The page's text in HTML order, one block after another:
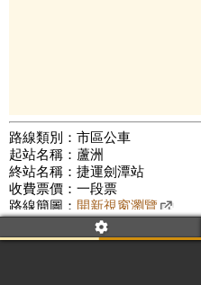
路線類別：市區公車
起站名稱：蘆洲
終站名稱：捷運劍潭站
收費票價：一段票
路線簡圖： 開新視窗瀏覽
附屬名稱：紅9
公車數量: 累計7498、上線6306